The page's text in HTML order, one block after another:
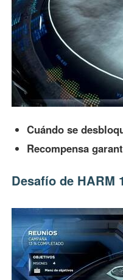
Cuándo se
Recompensa
Desafío de HARM 1